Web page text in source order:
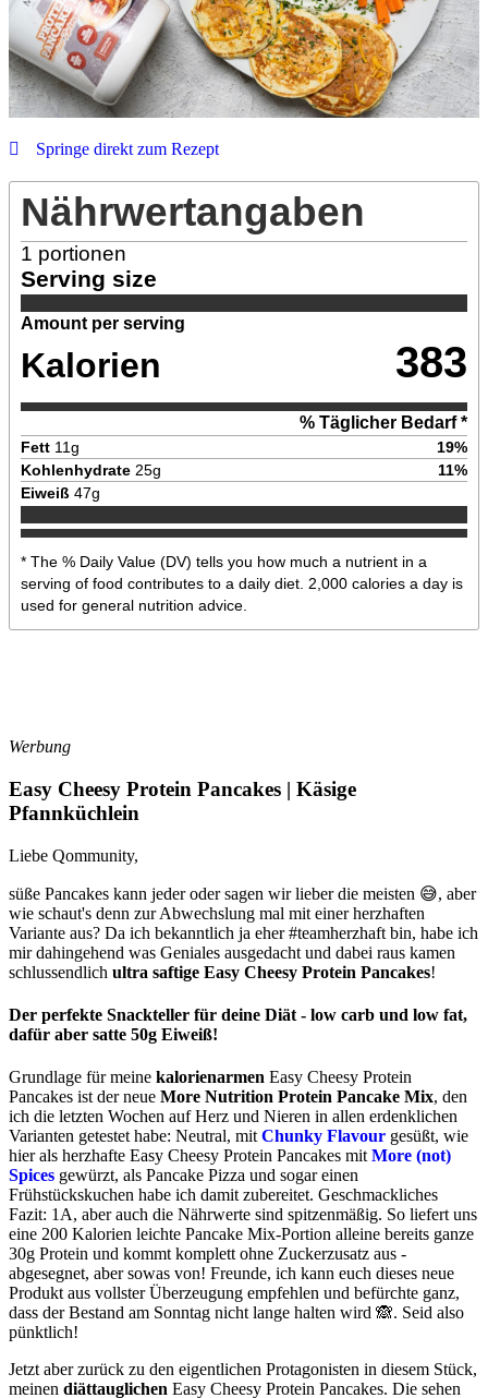
Springe direkt zum Rezept
Nährwertangaben
1 portionen
Serving size
Amount per serving
Kalorien 383
% Täglicher Bedarf *
Fett 11g 19%
Kohlenhydrate 25g 11%
Eiweiß 47g
* The % Daily Value (DV) tells you how much a nutrient in a
serving of food contributes to a daily diet. 2,000 calories a day is
used for general nutrition advice.
Werbung
Easy Cheesy Protein Pancakes | Käsige
Pfannküchlein
Liebe Qommunity,
süße Pancakes kann jeder oder sagen wir lieber die meisten 😅, aber
wie schaut's denn zur Abwechslung mal mit einer herzhaften
Variante aus? Da ich bekanntlich ja eher #teamherzhaft bin, habe ich
mir dahingehend was Geniales ausgedacht und dabei raus kamen
schlussendlich ultra saftige Easy Cheesy Protein Pancakes!
Der perfekte Snackteller für deine Diät - low carb und low fat,
dafür aber satte 50g Eiweiß!
Grundlage für meine kalorienarmen Easy Cheesy Protein
Pancakes ist der neue More Nutrition Protein Pancake Mix, den
ich die letzten Wochen auf Herz und Nieren in allen erdenklichen
Varianten getestet habe: Neutral, mit Chunky Flavour gesüßt, wie
hier als herzhafte Easy Cheesy Protein Pancakes mit More (not)
Spices gewürzt, als Pancake Pizza und sogar einen
Frühstückskuchen habe ich damit zubereitet. Geschmackliches
Fazit: 1A, aber auch die Nährwerte sind spitzenmäßig. So liefert uns
eine 200 Kalorien leichte Pancake Mix-Portion alleine bereits ganze
30g Protein und kommt komplett ohne Zuckerzusatz aus -
abgesegnet, aber sowas von! Freunde, ich kann euch dieses neue
Produkt aus vollster Überzeugung empfehlen und befürchte ganz,
dass der Bestand am Sonntag nicht lange halten wird 🙈. Seid also
pünktlich!
Jetzt aber zurück zu den eigentlichen Protagonisten in diesem Stück,
meinen diättauglichen Easy Cheesy Protein Pancakes. Die sehen